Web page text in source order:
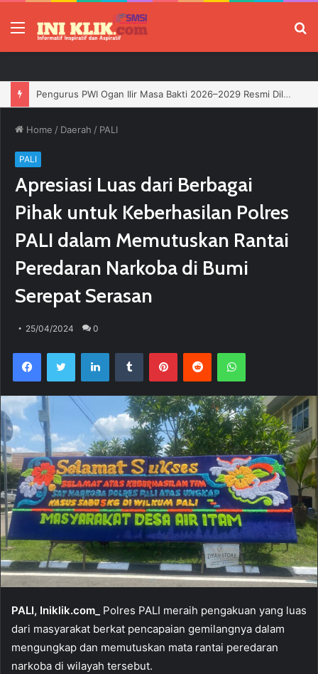
Menu
Jelang HUT RI, 3 Sumur Infill Baru di Zona 4 Dukung Kedaulatan Energi
Home / Daerah / PALI
PALI
Apresiasi Luas dari Berbagai
Pihak untuk Keberhasilan Polres
PALI dalam Memutuskan Rantai
Peredaran Narkoba di Bumi
Serepat Serasan
25/04/2024 0
PALI, Iniklik.com_
Polres PALI meraih pengakuan yang luas
dari masyarakat berkat pencapaian gemilangnya dalam
mengungkap dan memutuskan mata rantai peredaran
narkoba di wilayah tersebut.